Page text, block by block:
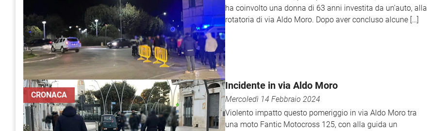
ha coinvolto una donna di 63 anni investita da un'auto, alla
rotatoria di via Aldo Moro. Dopo aver concluso alcune […]
CRONACA
Incidente in via Aldo Moro
Mercoledì 14 Febbraio 2024
Violento impatto questo pomeriggio in via Aldo Moro tra
una moto Fantic Motocross 125, con alla guida un